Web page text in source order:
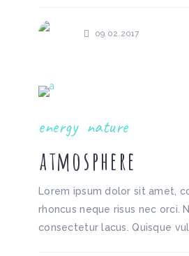
09.02.2017
energy nature
atmosphere
Lorem ipsum dolor sit amet,
rhoncus neque risus nec orci.
consectetur lacus. Quisque